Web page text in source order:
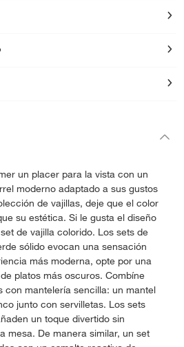
un placer para la vista con un
moderno adaptado a sus gustos
de vajillas, deje que el color
su estética. Si le gusta el diseño
de vajilla colorido. Los sets de
sólido evocan una sensación
más moderna, opte por una
platos más oscuros. Combíne
con mantelería sencilla: un mantel
junto con servilletas. Los sets
un toque divertido sin
mesa. De manera similar, un set